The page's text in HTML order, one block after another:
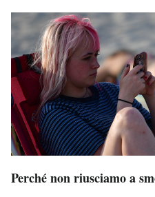
Perché non riusciamo a